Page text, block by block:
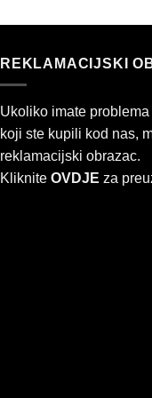
REKLAMACIJSKI
Ukoliko imate
koji ste kupili kod nas,
reklamacijski obrazac.
Kliknite OVDJE za